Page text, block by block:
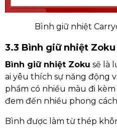
Bình giữ nhiệt
3.3 Bình giữ nhiệt Zoku
Bình giữ nhiệt Zoku sẽ là
ai yêu thích sự năng động
phẩm có nhiều màu đi
đem đến nhiều phong
Bình được làm từ thép